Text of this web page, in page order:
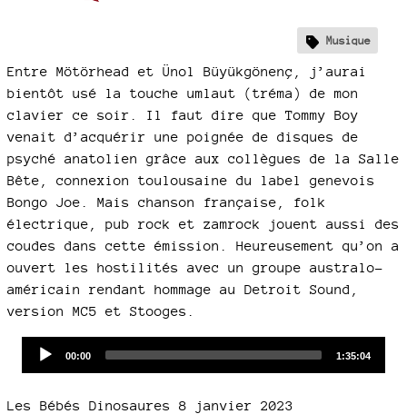
Musique
Entre Mötörhead et Ünol Büyükgönenç, j’aurai
bientôt usé la touche umlaut (tréma) de mon
clavier ce soir. Il faut dire que Tommy Boy
venait d’acquérir une poignée de disques de
psyché anatolien grâce aux collègues de la Salle
Bête, connexion toulousaine du label genevois
Bongo Joe. Mais chanson française, folk
électrique, pub rock et zamrock jouent aussi des
coudes dans cette émission. Heureusement qu’on a
ouvert les hostilités avec un groupe australo-
américain rendant hommage au Detroit Sound,
version MC5 et Stooges.
Current
00:00
Total
1:35:04
Les Bébés Dinosaures 8 janvier 2023